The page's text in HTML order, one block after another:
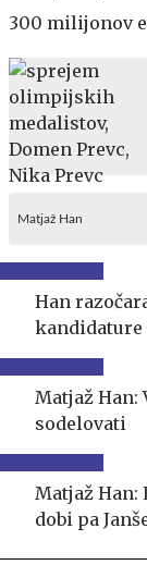
300 milijonov
Matjaž Han
Han
kandidature
Matjaž Han:
sodelovati
Matjaž Han:
dobi pa